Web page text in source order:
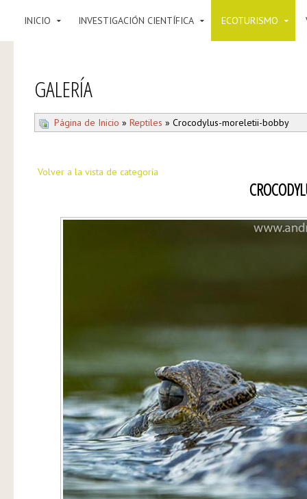
INICIO INVESTIGACIÓN CIENTÍFICA ECOTURISMO
GALERÍA
Página de Inicio » Reptiles » Crocodylus-moreletii-bobby
Volver a la vista de categoría